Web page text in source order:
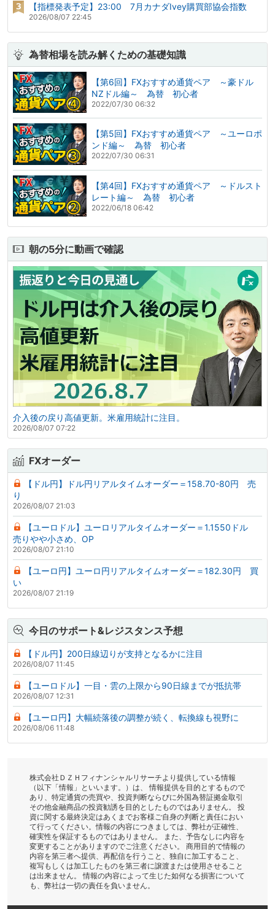
【指標発表予定】23:00 7月カナダIvey購買部協会指数
2026/08/07 22:45
為替相場を読み解くための基礎知識
【第6回】FXおすすめ通貨ペア ～豪ドル
NZドル編～ 為替 初心者
2022/07/30 06:32
【第5回】FXおすすめ通貨ペア ～ユーロポ
ンド編～ 為替 初心者
2022/07/30 06:31
【第4回】FXおすすめ通貨ペア ～ドルスト
レート編～ 為替 初心者
2022/06/18 06:42
朝の5分に動画で確認
介入後の戻り高値更新。米雇用統計に注目。
2026/08/07 07:22
FXオーダー
【ドル円】ドル円リアルタイムオーダー＝158.70-80円 売
り
2026/08/07 21:03
【ユーロドル】ユーロリアルタイムオーダー＝1.1550ドル
売りやや小さめ、OP
2026/08/07 21:10
【ユーロ円】ユーロ円リアルタイムオーダー＝182.30円 買
い
2026/08/07 21:19
今日のサポート&レジスタンス予想
【ドル円】200日線辺りが支持となるかに注目
2026/08/07 11:45
【ユーロドル】一目・雲の上限から90日線までが抵抗帯
2026/08/07 12:31
【ユーロ円】大幅続落後の調整が続く、転換線も視野に
2026/08/06 11:48
株式会社ＤＺＨフィナンシャルリサーチより提供している情報
（以下「情報」といいます。）は、 情報提供を目的とするもので
あり、特定通貨の売買や、投資判断ならびに外国為替証拠金取引
その他金融商品の投資勧誘を目的としたものではありません。 投
資に関する最終決定はあくまでお客様ご自身の判断と責任におい
て行ってください。情報の内容につきましては、弊社が正確性、
確実性を保証するものではありません。 また、予告なしに内容を
変更することがありますのでご注意ください。 商用目的で情報の
内容を第三者へ提供、再配信を行うこと、独自に加工すること、
複写もしくは加工したものを第三者に譲渡または使用させること
は出来ません。 情報の内容によって生じた如何なる損害について
も、弊社は一切の責任を負いません。